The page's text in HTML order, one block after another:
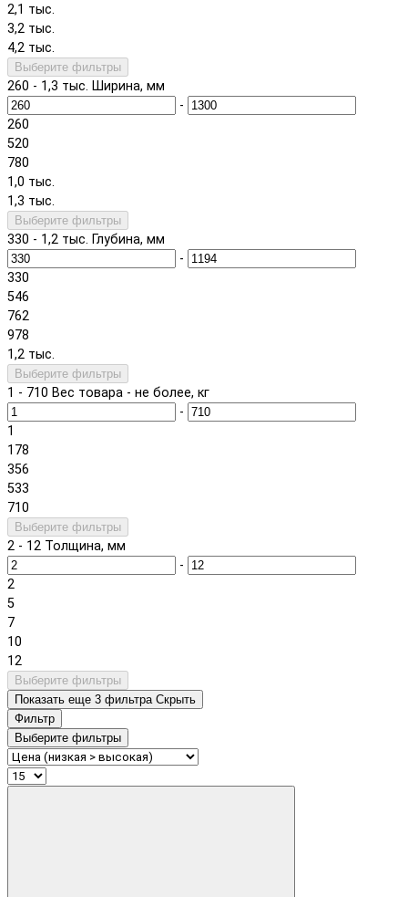
2,1 тыс.
3,2 тыс.
4,2 тыс.
Выберите фильтры
260 - 1,3 тыс. Ширина, мм
-
260
520
780
1,0 тыс.
1,3 тыс.
Выберите фильтры
330 - 1,2 тыс. Глубина, мм
-
330
546
762
978
1,2 тыс.
Выберите фильтры
1 - 710 Вес товара - не более, кг
-
1
178
356
533
710
Выберите фильтры
2 - 12 Толщина, мм
-
2
5
7
10
12
Выберите фильтры
Показать еще 3 фильтра Скрыть
Фильтр
Выберите фильтры